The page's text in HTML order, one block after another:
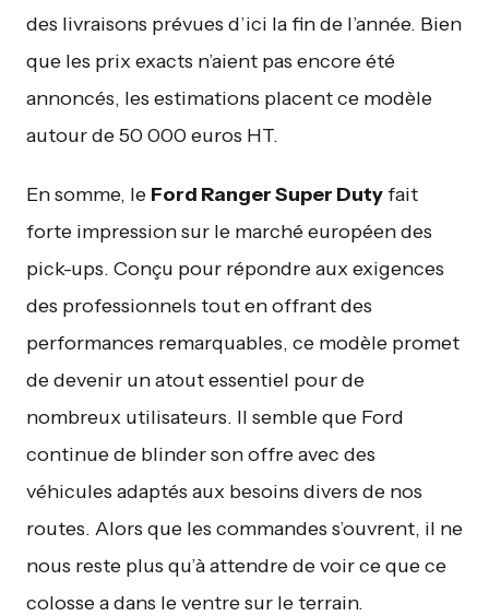
des livraisons prévues d’ici la fin de l’année. Bien
que les prix exacts n’aient pas encore été
annoncés, les estimations placent ce modèle
autour de 50 000 euros HT.
En somme, le Ford Ranger Super Dutyfait
forte impression sur le marché européen des
pick-ups. Conçu pour répondre aux exigences
des professionnels tout en offrant des
performances remarquables, ce modèle promet
de devenir un atout essentiel pour de
nombreux utilisateurs. Il semble que Ford
continue de blinder son offre avec des
véhicules adaptés aux besoins divers de nos
routes. Alors que les commandes s’ouvrent, il ne
nous reste plus qu’à attendre de voir ce que ce
colosse a dans le ventre sur le terrain.